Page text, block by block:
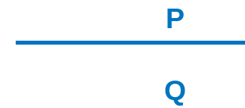
P
Q